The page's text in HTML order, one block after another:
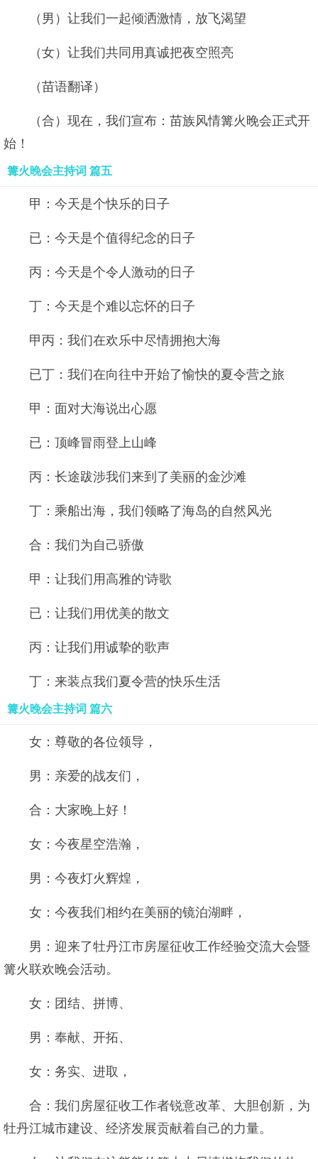
（男）让我们一起倾洒激情，放飞渴望
（女）让我们共同用真诚把夜空照亮
（苗语翻译）
（合）现在，我们宣布：苗族风情篝火晚会正式开
始！
篝火晚会主持词 篇五
甲：今天是个快乐的日子
已：今天是个值得纪念的日子
丙：今天是个令人激动的日子
丁：今天是个难以忘怀的日子
甲丙：我们在欢乐中尽情拥抱大海
已丁：我们在向往中开始了愉快的夏令营之旅
甲：面对大海说出心愿
已：顶峰冒雨登上山峰
丙：长途跋涉我们来到了美丽的金沙滩
丁：乘船出海，我们领略了海岛的自然风光
合：我们为自己骄傲
甲：让我们用高雅的'诗歌
已：让我们用优美的散文
丙：让我们用诚挚的歌声
丁：来装点我们夏令营的快乐生活
篝火晚会主持词 篇六
女：尊敬的各位领导，
男：亲爱的战友们，
合：大家晚上好！
女：今夜星空浩瀚，
男：今夜灯火辉煌，
女：今夜我们相约在美丽的镜泊湖畔，
男：迎来了牡丹江市房屋征收工作经验交流大会暨
篝火联欢晚会活动。
女：团结、拼博、
男：奉献、开拓、
女：务实、进取，
合：我们房屋征收工作者锐意改革、大胆创新，为
牡丹江城市建设、经济发展贡献着自己的力量。